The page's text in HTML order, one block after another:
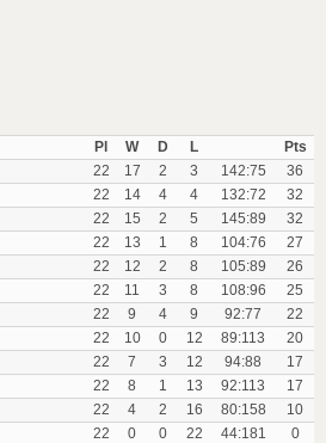
Pl W D L
Pts
22 17 2 3 142:75
36
22 14 4 4 132:72
32
22 15 2 5 145:89
32
22 13 1 8 104:76
27
22 12 2 8 105:89
26
22 11 3 8 108:96
25
22 9 4 9 92:77
22
22 10 0 12 89:113
20
22 7 3 12 94:88
17
22 8 1 13 92:113
17
22 4 2 16 80:158
10
22 0 0 22 44:181 0